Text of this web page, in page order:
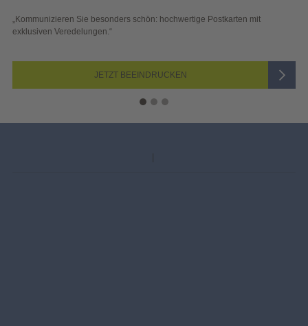
schön: hochwertige Postkarten mit
„Sichtbar und wirkungsvoll –